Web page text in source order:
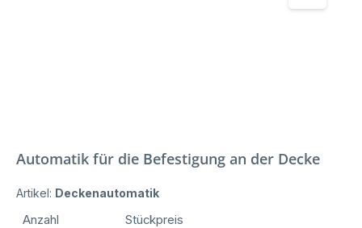
Automatik für die Befestigung an der Decke
Artikel: Deckenautomatik
Anzahl Stückpreis